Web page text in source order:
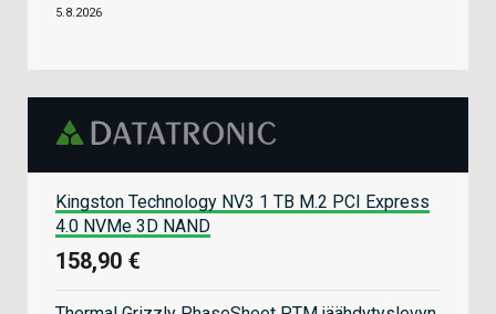
5.8.2026
Kingston Technology NV3 1 TB M.2 PCI Express
4.0 NVMe 3D NAND
158,90 €